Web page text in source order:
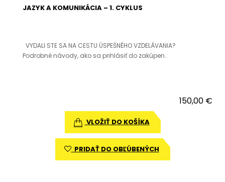
JAZYK A KOMUNIKÁCIA – 1. CYKLUS
VYDALI STE SA NA CESTU ÚSPEŠNÉHO VZDELÁVANIA?
Podrobné návody, ako sa prihlásiť do zakúpen..
150,00 €
VLOŽIŤ DO KOŠÍKA
PRIDAŤ DO OBĽÚBENÝCH